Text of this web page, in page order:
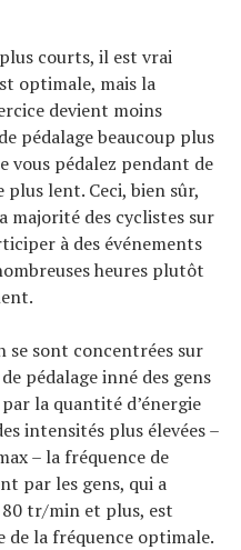
courts, il est vrai
optimale, mais la
devient moins
pédalage beaucoup plus
vous pédalez pendant de
lent. Ceci, bien sûr,
des cyclistes sur
à des événements
heures plutôt
se sont concentrées sur
pédalage inné des gens
la quantité d’énergie
intensités plus élevées –
– la fréquence de
par les gens, qui a
80 tr/min et plus, est
la fréquence optimale.